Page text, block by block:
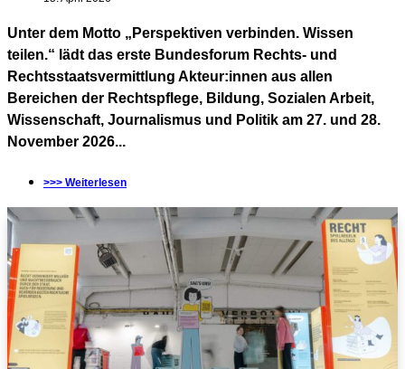
Unter dem Motto „Perspektiven verbinden. Wissen
teilen.“ lädt das erste Bundesforum Rechts- und
Rechtsstaatsvermittlung Akteur:innen aus allen
Bereichen der Rechtspflege, Bildung, Sozialen Arbeit,
Wissenschaft, Journalismus und Politik am 27. und 28.
November 2026...
>>> Weiterlesen